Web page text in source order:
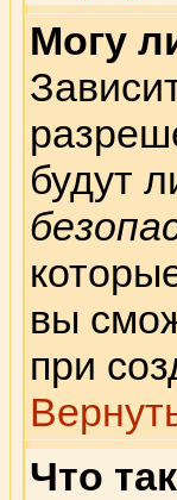
Могу
будут
вы
при
Что